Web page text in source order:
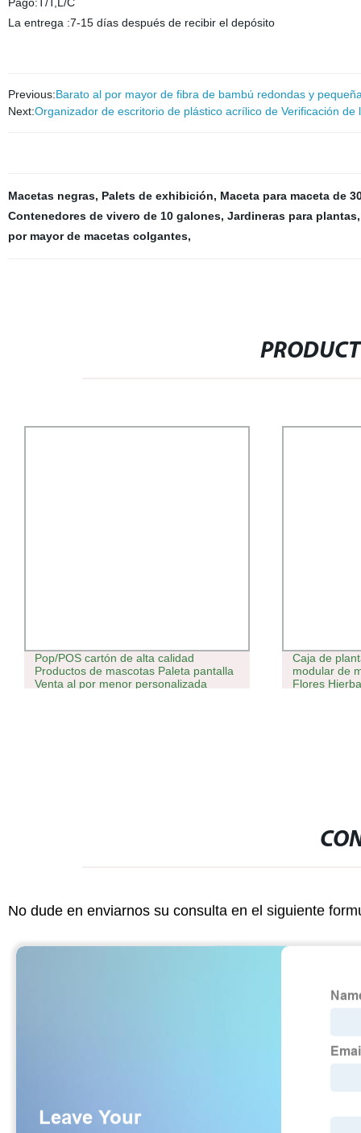
La entrega :7-15 días después de recibir el depósito
Previous:Barato al por mayor de fibra de bambú redondas y
Next:Organizador de escritorio de plástico acrílico de Verificación
Macetas negras, Palets de exhibición, Maceta para maceta de
Contenedores de vivero de 10 galones, Jardineras para plantas
por mayor de macetas colgantes,
Pop/POS cartón de alta calidad
Productos de mascotas Paleta pantalla
Venta al por menor personalizada
Caja de
modular de
Flores
No dude en enviarnos su consulta en el siguiente